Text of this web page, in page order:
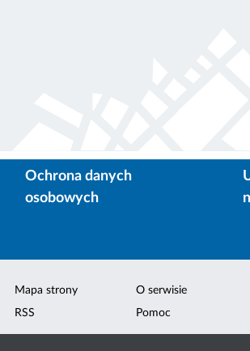
Ochrona danych
osobowych
Mapa strony
RSS
O serwisie
Pomoc